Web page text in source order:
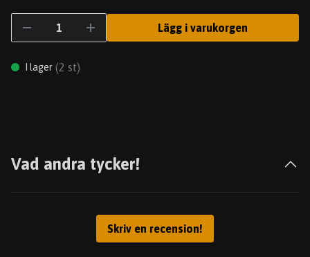
Lägg i varukorgen
I lager (2 st)
Vad andra tycker!
Skriv en recension!